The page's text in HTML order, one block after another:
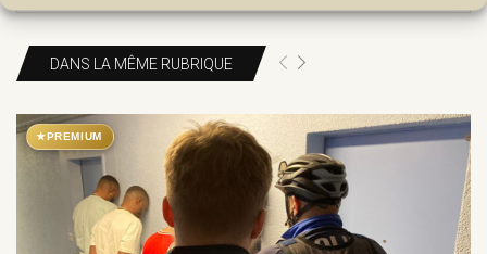
DANS LA MÊME RUBRIQUE
★PREMIUM